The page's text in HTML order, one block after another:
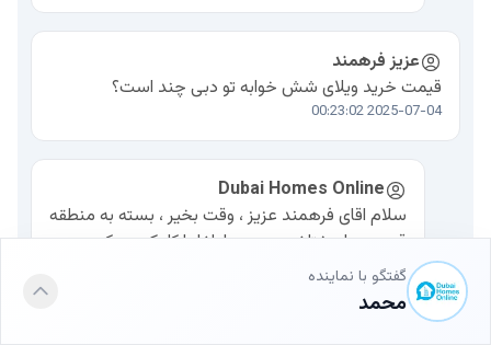
گفتگو با نماینده
محمد
عزیز فرهمند
قیمت خرید ویلای شش خوابه تو دبی چند است؟
2025-07-04 00:23:02
Dubai Homes Online
سلام اقای فرهمند عزیز ، وقت بخیر ، بسته به منطقه
قیمت ها مختلف هست ، لطفا با کلیک بر دکمه
واتساپ با ما در ارتباط باشید تا مشاوره تخصصی از
مشاور املاک فارسی زبان ما دریافت کنید